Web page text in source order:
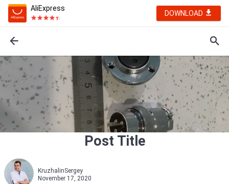
AliExpress
DOWNLOAD
Post Title
KruzhalinSergey
November 17, 2020